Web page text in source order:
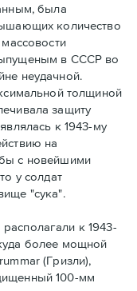
была
количество
в СССР во
неудачной.
толщиной
защиту
к 1943-му
на
с новейшими
у солдат
"сука".
к 1943-
более мощной
(Гризли),
100-мм